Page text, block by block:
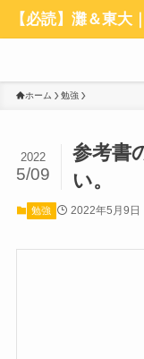
【必読】灘＆東大
ホーム 勉強
参考書
い。
2022
5/09
勉強 2022年5月9日